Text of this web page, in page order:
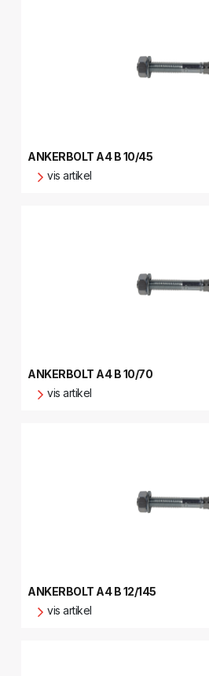
ANKERBOLT A4 B 10/45
vis artikel
ANKERBOLT A4 B 10/70
vis artikel
ANKERBOLT A4 B 12/145
vis artikel